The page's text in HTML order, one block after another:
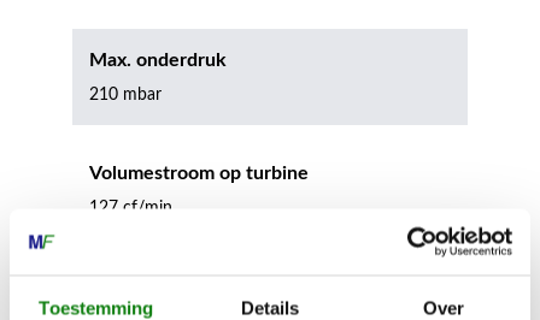
Toestemming Details Over
Max. onderdruk
210 mbar
Volumestroom op turbine
127 cf/min